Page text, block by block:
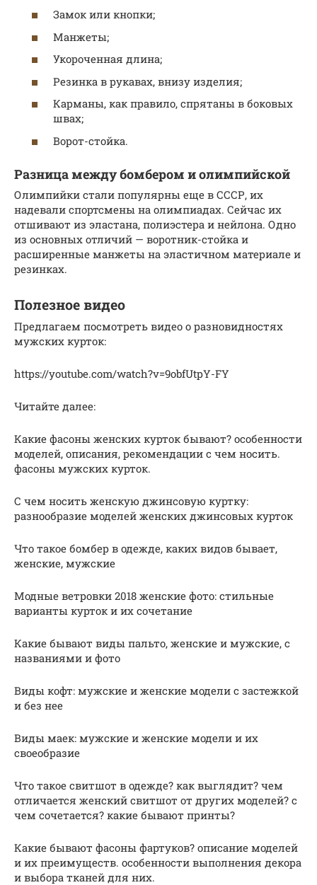
Замок или кнопки;
Манжеты;
Укороченная длина;
Резинка в рукавах, внизу изделия;
Карманы, как правило, спрятаны в боковых
швах;
Ворот-стойка.
Разница между бомбером и олимпийской
Олимпийки стали популярны еще в СССР, их
надевали спортсмены на олимпиадах. Сейчас их
отшивают из эластана, полиэстера и нейлона. Одно
из основных отличий — воротник-стойка и
расширенные манжеты на эластичном материале и
резинках.
Полезное видео
Предлагаем посмотреть видео о разновидностях
мужских курток:
https://youtube.com/watch?v=9obfUtpY-FY
Читайте далее:
Какие фасоны женских курток бывают? особенности
моделей, описания, рекомендации с чем носить.
фасоны мужских курток.
С чем носить женскую джинсовую куртку:
разнообразие моделей женских джинсовых курток
Что такое бомбер в одежде, каких видов бывает,
женские, мужские
Модные ветровки 2018 женские фото: стильные
варианты курток и их сочетание
Какие бывают виды пальто, женские и мужские, с
названиями и фото
Виды кофт: мужские и женские модели с застежкой
и без нее
Виды маек: мужские и женские модели и их
своеобразие
Что такое свитшот в одежде? как выглядит? чем
отличается женский свитшот от других моделей? с
чем сочетается? какие бывают принты?
Какие бывают фасоны фартуков? описание моделей
и их преимуществ. особенности выполнения декора
и выбора тканей для них.